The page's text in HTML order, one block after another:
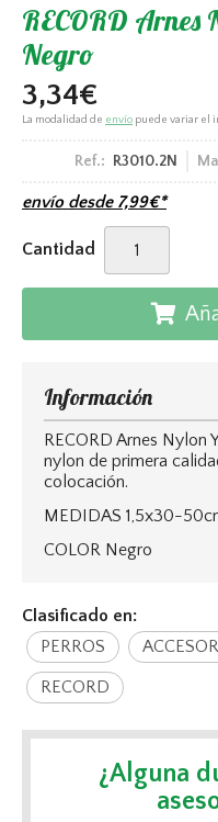
RECORD Arnes
Negro
3,34€
La modalidad de envío puede variar el
Ref.: R3010.2N
envío desde 7,99€*
Cantidad
Información
RECORD Arnes Nylon
nylon de primera
colocación.
MEDIDAS 1,5x30-
COLOR Negro
Clasificado en:
PERROS
RECORD
¿Alguna